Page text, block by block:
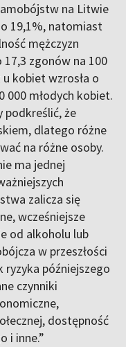
na Litwie
19,1%, natomiast
mężczyzn
17,3 zgonów na 100
kobiet wzrosła o
000 młodych kobiet.
podkreślić, że
dlatego różne
na różne osoby.
ma jednej
zalicza się
wcześniejsze
od alkoholu lub
w przeszłości
ryzyka późniejszego
czynniki
dostępność
i inne.”